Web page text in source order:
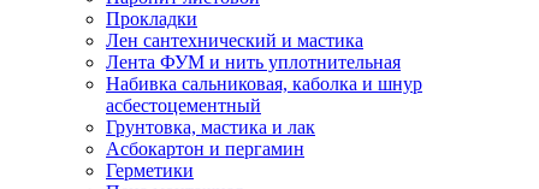
Прокладки
Лен сантехнический и мастика
Лента ФУМ и нить уплотнительная
Набивка сальниковая, каболка и шнур
асбестоцементный
Грунтовка, мастика и лак
Асбокартон и пергамин
Герметики